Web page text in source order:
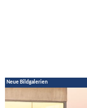
Neue Bildgalerien